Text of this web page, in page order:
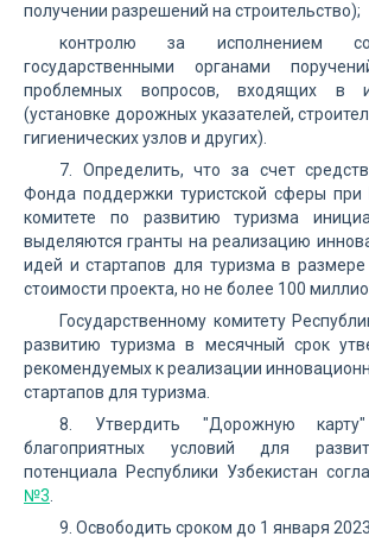
получении разрешений на строительство);
контролю за исполнением
государственными органами
проблемных вопросов, входящих в
(установке дорожных указателей,
гигиенических узлов и других).
7. Определить, что за счет
Фонда поддержки туристской сферы при
комитете по развитию туризма
выделяются гранты на реализацию
идей и стартапов для туризма в
стоимости проекта, но не более 100
Государственному комитету
развитию туризма в месячный срок
рекомендуемых к реализации
стартапов для туризма.
8. Утвердить "Дорожную
благоприятных условий для
потенциала Республики Узбекистан
№3
9. Освободить сроком до 1 января